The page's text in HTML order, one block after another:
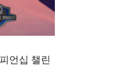
언십 챌린